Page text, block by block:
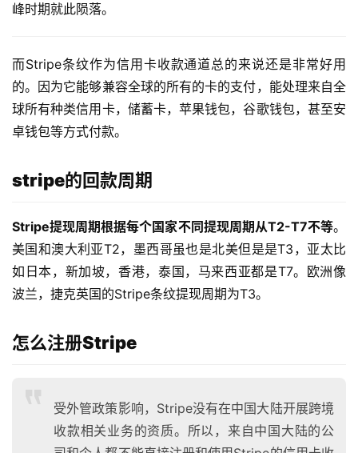
峰时期就此陨落。
而Stripe条纹作为信用卡收款通道总的来说还是非常好用
的。因为它能够兼容全球的所有的卡的支付，能处理来自全
球所有种类信用卡，储蓄卡，苹果钱包，谷歌钱包，甚至安
卓钱包等方式付款。
stripe的回款周期
Stripe提现周期根据每个国家不同提现周期从T2-T7不等。
美国和澳大利亚T2，墨西哥虽也是北美但是是T3，亚太比
如日本，新加坡，香港，泰国，马来西亚都是T7。欧洲像
波兰，捷克英国的Stripe条纹提现周期为T3。
怎么注册Stripe
受外管政策影响，Stripe没有在中国大陆开展跨境
收款相关业务的资质。所以，来自中国大陆的公